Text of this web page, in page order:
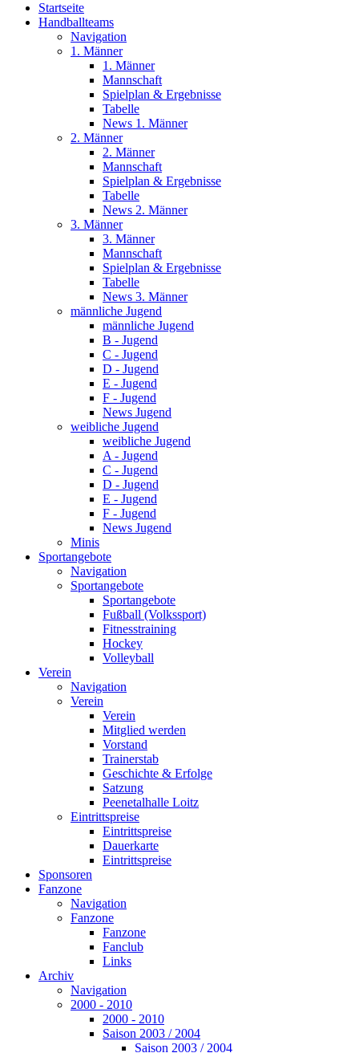
Startseite
Handballteams
Navigation
1. Männer
1. Männer
Mannschaft
Spielplan & Ergebnisse
Tabelle
News 1. Männer
2. Männer
2. Männer
Mannschaft
Spielplan & Ergebnisse
Tabelle
News 2. Männer
3. Männer
3. Männer
Mannschaft
Spielplan & Ergebnisse
Tabelle
News 3. Männer
männliche Jugend
männliche Jugend
B - Jugend
C - Jugend
D - Jugend
E - Jugend
F - Jugend
News Jugend
weibliche Jugend
weibliche Jugend
A - Jugend
C - Jugend
D - Jugend
E - Jugend
F - Jugend
News Jugend
Minis
Sportangebote
Navigation
Sportangebote
Sportangebote
Fußball (Volkssport)
Fitnesstraining
Hockey
Volleyball
Verein
Navigation
Verein
Verein
Mitglied werden
Vorstand
Trainerstab
Geschichte & Erfolge
Satzung
Peenetalhalle Loitz
Eintrittspreise
Eintrittspreise
Dauerkarte
Eintrittspreise
Sponsoren
Fanzone
Navigation
Fanzone
Fanzone
Fanclub
Links
Archiv
Navigation
2000 - 2010
2000 - 2010
Saison 2003 / 2004
Saison 2003 / 2004